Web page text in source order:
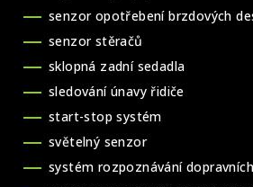
senzor opotřebení brzdových
senzor stěračů
sklopná zadní sedadla
sledování únavy řidiče
start-stop systém
světelný senzor
systém rozpoznávání